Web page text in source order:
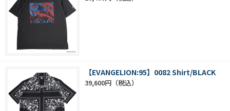
【EVANGELION:95】0082 Shirt/BLACK
39,600円